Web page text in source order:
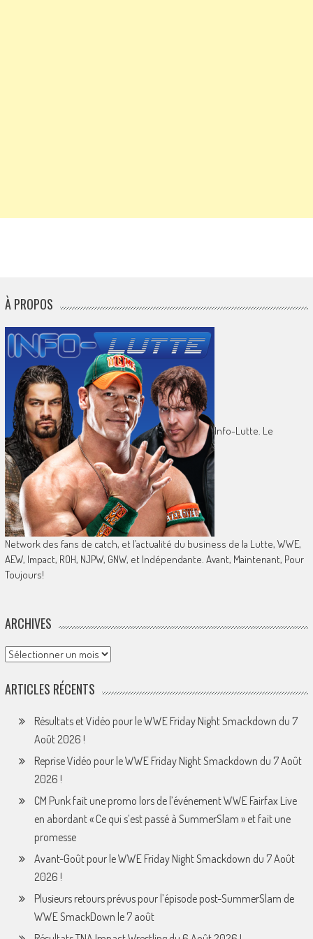
À PROPOS
Info-Lutte. Le
Network des fans de catch, et l’actualité du business de la Lutte, WWE,
AEW, Impact, ROH, NJPW, GNW, et Indépendante. Avant, Maintenant, Pour
Toujours!
ARCHIVES
Archives
ARTICLES RÉCENTS
Résultats et Vidéo pour le WWE Friday Night Smackdown du 7
Août 2026 !
Reprise Vidéo pour le WWE Friday Night Smackdown du 7 Août
2026 !
CM Punk fait une promo lors de l’événement WWE Fairfax Live
en abordant « Ce qui s’est passé à SummerSlam » et fait une
promesse
Avant-Goût pour le WWE Friday Night Smackdown du 7 Août
2026 !
Plusieurs retours prévus pour l’épisode post-SummerSlam de
WWE SmackDown le 7 août